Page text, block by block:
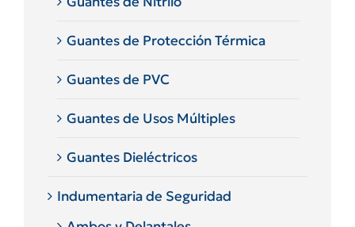
Guantes de Protección Térmica
Guantes de PVC
Guantes de Usos Múltiples
Guantes Dieléctricos
Indumentaria de Seguridad